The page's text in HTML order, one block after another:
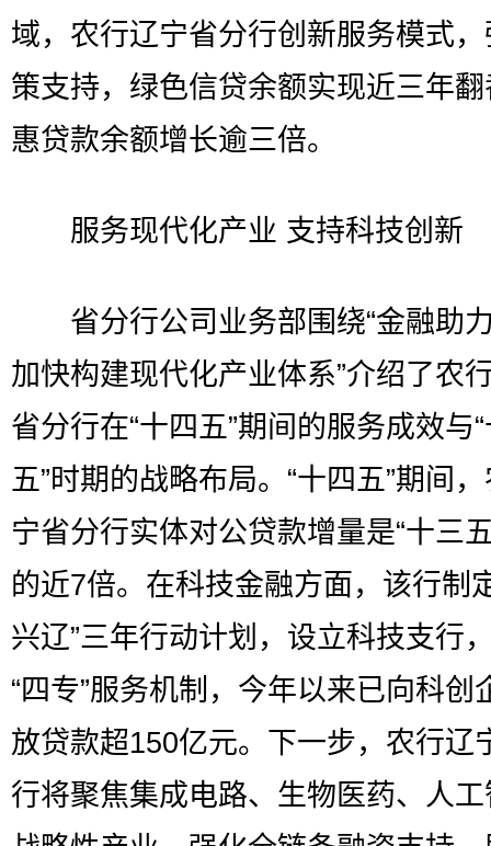
域，农行辽宁省分行创新服务模式
策支持，绿色信贷余额实现近三年
惠贷款余额增长逾三倍。
服务现代化产业 支持科技创新
省分行公司业务部围绕“金融助
加快构建现代化产业体系”介绍了农
省分行在“十四五”期间的服务成效与
五”时期的战略布局。“十四五”期间
宁省分行实体对公贷款增量是“十三
的近7倍。在科技金融方面，该行制
兴辽”三年行动计划，设立科技支行
“四专”服务机制，今年以来已向科创
放贷款超150亿元。下一步，农行辽
行将聚焦集成电路、生物医药、人